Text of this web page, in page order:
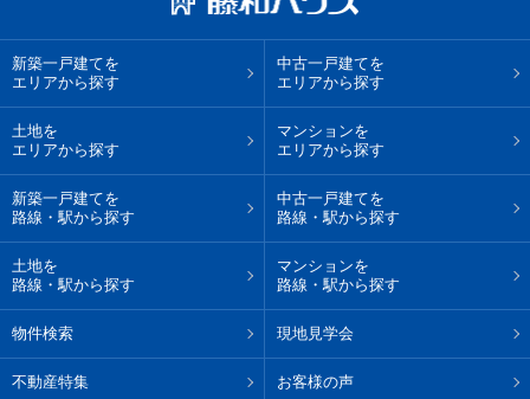
新築一戸建てを
エリアから探す
中古一戸建てを
エリアから探す
土地を
エリアから探す
マンションを
エリアから探す
新築一戸建てを
路線・駅から探す
中古一戸建てを
路線・駅から探す
土地を
路線・駅から探す
マンションを
路線・駅から探す
物件検索 現地見学会
不動産特集 お客様の声